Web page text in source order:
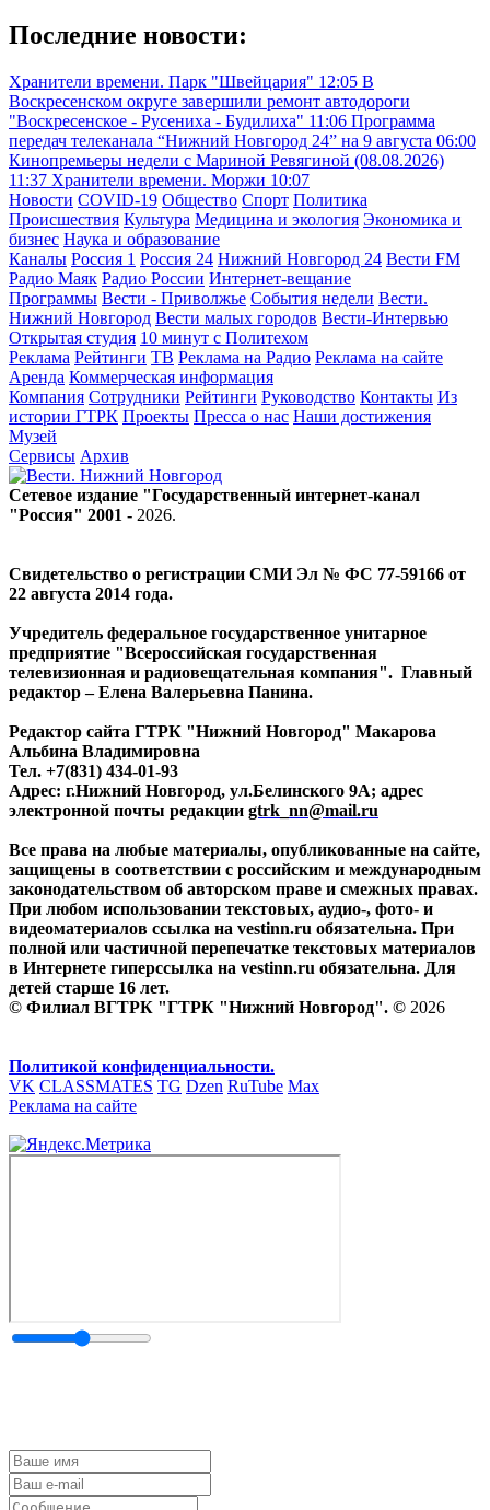
Последние новости:
Хранители времени. Парк "Швейцария" 12:05 В
Воскресенском округе завершили ремонт автодороги
"Воскресенское - Русениха - Будилиха" 11:06 Программа
передач телеканала “Нижний Новгород 24” на 9 августа 06:00
Кинопремьеры недели с Мариной Ревягиной (08.08.2026)
11:37 Хранители времени. Моржи 10:07
Новости COVID-19 Общество Спорт Политика
Происшествия Культура Медицина и экология Экономика и
бизнес Наука и образование
Каналы Россия 1 Россия 24 Нижний Новгород 24 Вести FM
Радио Маяк Радио России Интернет-вещание
Программы Вести - Приволжье События недели Вести.
Нижний Новгород Вести малых городов Вести-Интервью
Открытая студия 10 минут с Политехом
Реклама Рейтинги ТВ Реклама на Радио Реклама на сайте
Аренда Коммерческая информация
Компания Сотрудники Рейтинги Руководство Контакты Из
истории ГТРК Проекты Пресса о нас Наши достижения
Музей
Сервисы Архив
Сетевое издание "Государственный интернет-канал
"Россия" 2001 - 2026.
Свидетельство о регистрации СМИ Эл № ФС 77-59166 от
22 августа 2014 года.
Учредитель федеральное государственное унитарное
предприятие "Всероссийская государственная
телевизионная и радиовещательная компания". Главный
редактор – Елена Валерьевна Панина.
Редактор сайта ГТРК "Нижний Новгород" Макарова
Альбина Владимировна
Тел. +7(831) 434-01-93
Адрес: г.Нижний Новгород, ул.Белинского 9А; адрес
электронной почты редакции gtrk_nn@mail.ru
Все права на любые материалы, опубликованные на сайте,
защищены в соответствии с российским и международным
законодательством об авторском праве и смежных правах.
При любом использовании текстовых, аудио-, фото- и
видеоматериалов ссылка на vestinn.ru обязательна. При
полной или частичной перепечатке текстовых материалов
в Интернете гиперссылка на vestinn.ru обязательна. Для
детей старше 16 лет.
© Филиал ВГТРК "ГТРК "Нижний Новгород". © 2026
Политикой конфиденциальности.
VK CLASSMATES TG Dzen RuTube Max
Реклама на сайте